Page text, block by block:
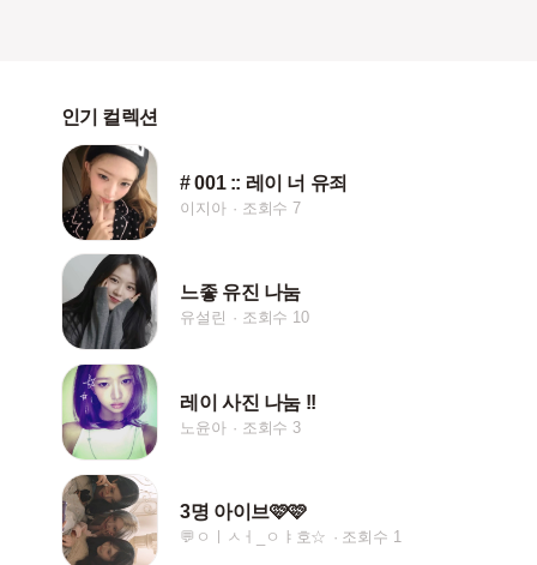
인기 컬렉션
# 001 :: 레이 너 유죄
이지아 조회수 7
느좋 유진 나눔
유설린 조회수 10
레이 사진 나눔 !!
노윤아 조회수 3
3명 아이브🩷🩷
💬ㅇㅣㅅㅓ_ㅇㅑ호☆ 조회수 1